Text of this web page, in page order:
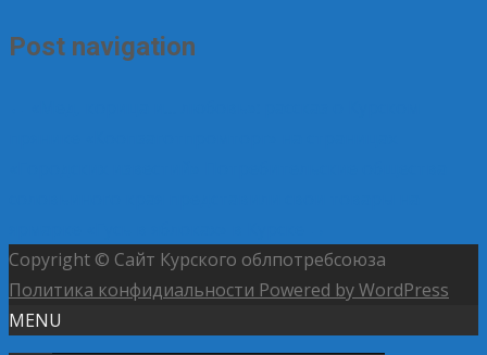
Post navigation
Copyright © Сайт Курского облпотребсоюза
Политика конфидиальности Powered by WordPress
MENU